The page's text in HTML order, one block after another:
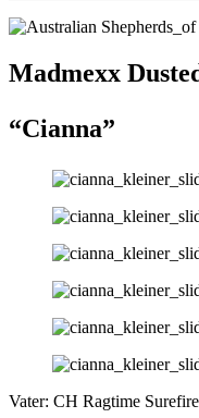
Madmexx
“Cianna”
Vater: CH Ragtime